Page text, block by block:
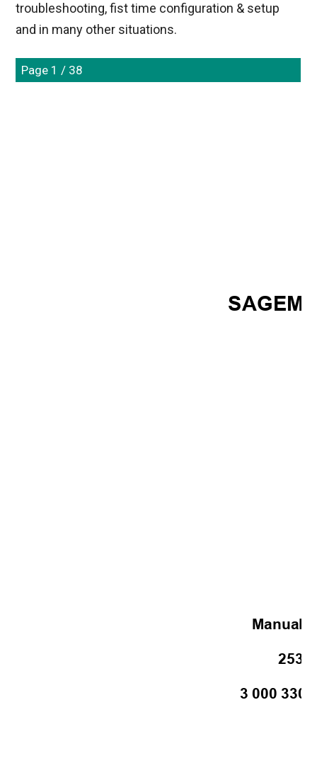
troubleshooting, fist time configuration & setup
and in many other situations.
Page 1 / 38
SAGEM
Manual
253
3 000 330